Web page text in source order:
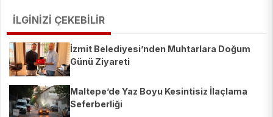
İLGİNİZİ ÇEKEBİLİR
İzmit Belediyesi’nden Muhtarlara Doğum
Günü Ziyareti
Maltepe’de Yaz Boyu Kesintisiz İlaçlama
Seferberliği